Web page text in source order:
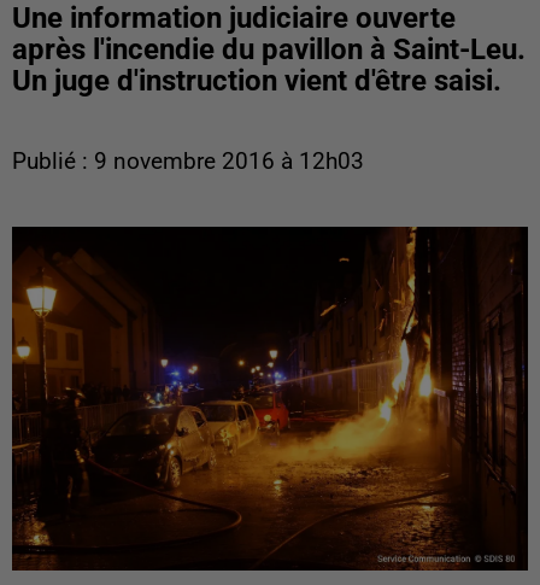
Une information judiciaire ouverte
après l'incendie du pavillon à Saint-Leu.
Un juge d'instruction vient d'être saisi.
Publié : 9 novembre 2016 à 12h03